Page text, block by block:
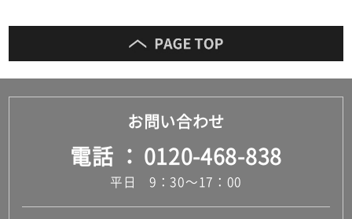
お問い合わせ
電話 0120-468-838
平日 9：30～17：00